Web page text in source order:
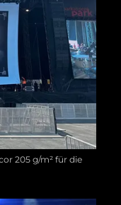
205 g/m² für die